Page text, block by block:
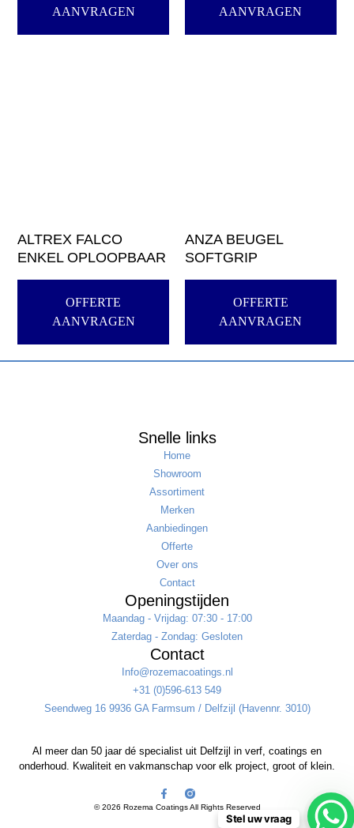
AANVRAGEN
AANVRAGEN
ALTREX FALCO
ENKEL OPLOOPBAAR
OFFERTE
AANVRAGEN
ANZA BEUGEL
SOFTGRIP
OFFERTE
AANVRAGEN
Al meer dan 50 jaar dé specialist uit Delfzijl in verf, coatings en
onderhoud. Kwaliteit en vakmanschap voor elk project, groot of klein.
© 2026 Rozema Coatings All Rights Reserved
Snelle links
Home
Showroom
Assortiment
Merken
Aanbiedingen
Offerte
Over ons
Contact
Openingstijden
Maandag - Vrijdag: 07:30 - 17:00
Zaterdag - Zondag: Gesloten
Contact
Info@rozemacoatings.nl
+31 (0)596-613 549
Seendweg 16 9936 GA Farmsum / Delfzijl (Havennr. 3010)
Stel uw vraag